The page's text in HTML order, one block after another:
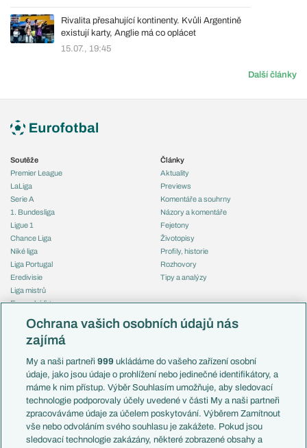
Rivalita přesahující kontinenty. Kvůli Argentině
existují karty, Anglie má co oplácet
15.07., 19:45
Další články
Soutěže
Premier League
LaLiga
Serie A
1. Bundesliga
Ligue 1
Chance Liga
Niké liga
Liga Portugal
Eredivisie
Liga mistrů
Evropská liga
Mistrovství světa
Liga národů
Témata
Představení týmů MS
EuroSkauting
PL v kostce
Evropské koeficienty
Přestupy
Články
Aktuality
Previews
Komentáře a souhrny
Názory a komentáře
Fejetony
Životopisy
Profily, historie
Rozhovory
Tipy a analýzy
Česko
Francie
Itálie
Německo
Španělsko
Argentina
Brazílie
Ochrana vašich osobních údajů nás
zajímá
My a naši partneři999 ukládáme do vašeho zařízení osobní
údaje, jako jsou údaje o prohlížení nebo jedinečné identifikátory, a
máme k nim přístup. Výběr Souhlasím umožňuje, aby sledovací
technologie podporovaly účely uvedené v části My a naši partneři
zpracováváme údaje za účelem poskytování. Výběrem Zamítnout
vše nebo odvoláním svého souhlasu je zakážete. Pokud jsou
sledovací technologie zakázány, některé zobrazené obsahy a